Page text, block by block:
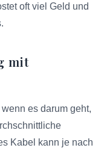
oft viel Geld und
mit
es darum geht,
Kabel kann je nach